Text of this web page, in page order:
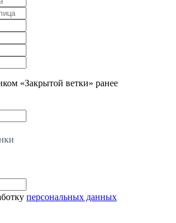
«Закрытой ветки» ранее
персональных данных